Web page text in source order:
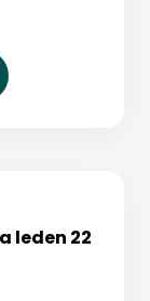
leden 22